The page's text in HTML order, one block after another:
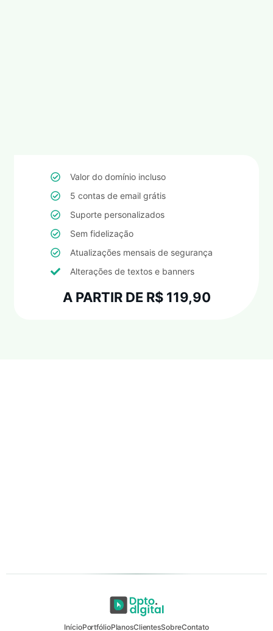
Valor do domínio incluso
5 contas de email grátis
Suporte personalizados
Sem fidelização
Atualizações mensais de segurança
Alterações de textos e banners
A PARTIR DE R$ 119,90
InícioPortfólioPlanosClientesSobreContato